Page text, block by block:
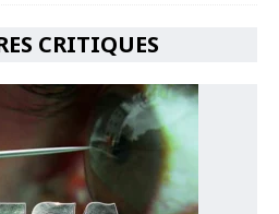
CRITIQUES